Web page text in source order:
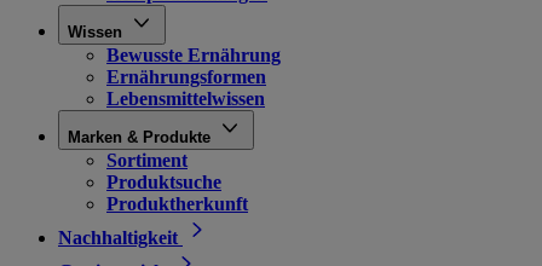
Wissen
Bewusste Ernährung
Ernährungsformen
Lebensmittelwissen
Marken & Produkte
Sortiment
Produktsuche
Produktherkunft
Nachhaltigkeit